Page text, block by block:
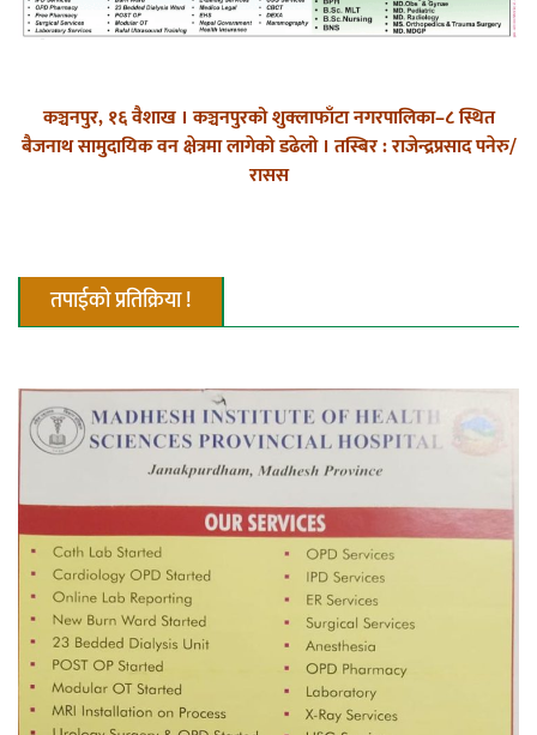
रौतहटमा चट्याङ लाग्दा एककोे मृत्यु
श्रीमती बलात्कार मुद्दामा श्रीमान्लाई छ महिना
एम्बुलेन्सको उपहार भारत र नेपालबीचको निकै
बलियो र जीवन्त विकास साझेदारीको एक
हिस्सा : नियोग उपप्रमुख श्रीवास्तव
प्रेस काउन्सिल सदस्य नियुक्तिमा विभेद भयो :
कञ्चनपुर, १६ वैशाख । कञ्चनपुरको शुक्लाफाँटा नगरपालिका–८ स्थित
बैजनाथ सामुदायिक वन क्षेत्रमा लागेको डढेलो । तस्बिर : राजेन्द्रप्रसाद पनेरु/
रासस
तपाईको प्रतिक्रिया !